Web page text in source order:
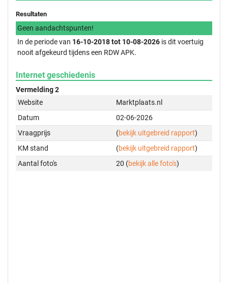
Resultaten
Geen aandachtspunten!
In de periode van 16-10-2018 tot 10-08-2026 is dit voertuig
nooit afgekeurd tijdens een RDW APK.
Internet geschiedenis
Vermelding 2
Website
Marktplaats.nl
Datum
02-06-2026
Vraagprijs
(bekijk uitgebreid rapport)
KM stand
(bekijk uitgebreid rapport)
Aantal foto's
20 (bekijk alle foto's)